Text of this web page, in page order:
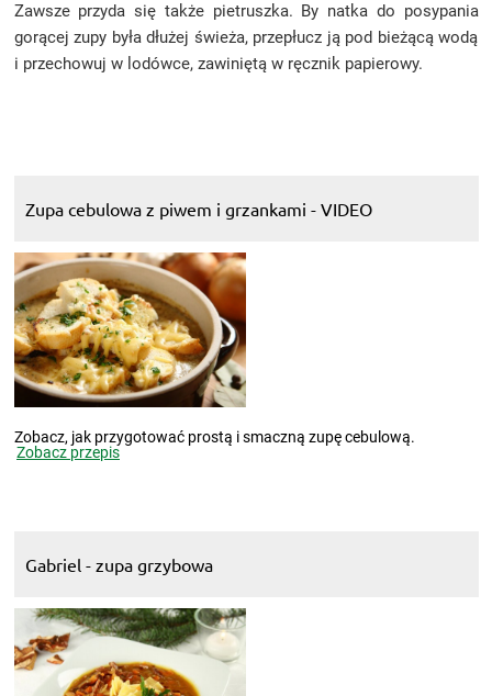
Zawsze przyda się także pietruszka. By natka do posypania
gorącej zupy była dłużej świeża, przepłucz ją pod bieżącą wodą
i przechowuj w lodówce, zawiniętą w ręcznik papierowy.
Zupa cebulowa z piwem i grzankami - VIDEO
Zobacz, jak przygotować prostą i smaczną zupę cebulową.
Zobacz przepis
Gabriel - zupa grzybowa